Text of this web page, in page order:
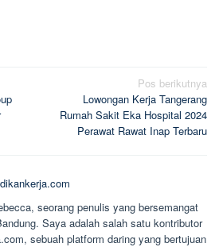
Pos berikutnya
Lowongan Kerja Tangerang
Rumah Sakit Eka Hospital 2024
Perawat Rawat Inap Terbaru
seorang penulis yang bersemangat
Saya adalah salah satu kontributor
sebuah platform daring yang bertujuan